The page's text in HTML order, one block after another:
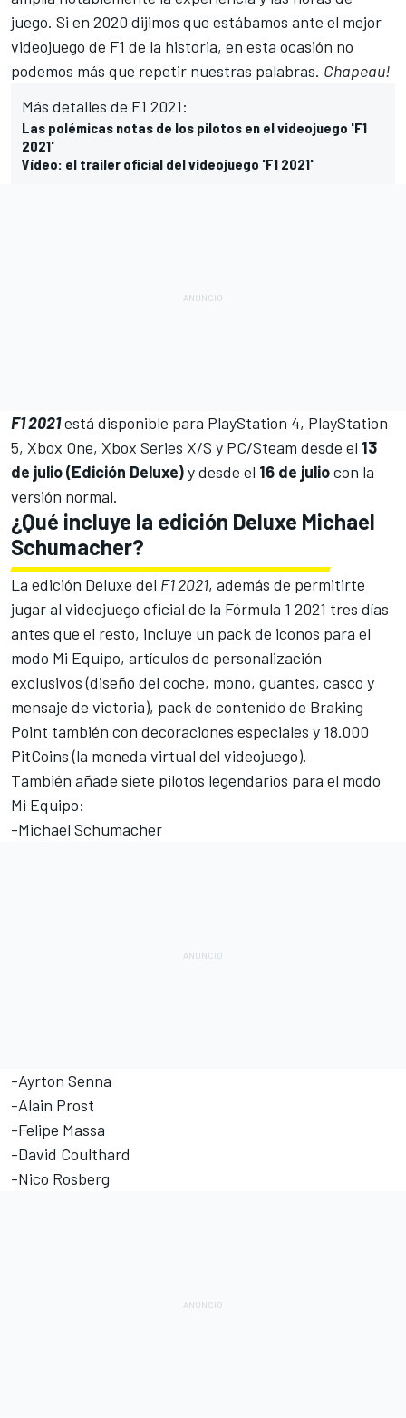
juego. Si en 2020 dijimos que estábamos ante el mejor
videojuego de F1 de la historia, en esta ocasión no
podemos más que repetir nuestras palabras. Chapeau!
Más detalles de F1 2021:
Las polémicas notas de los pilotos en el videojuego 'F1
2021'
Vídeo: el trailer oficial del videojuego 'F1 2021'
F1 2021está disponible para PlayStation 4, PlayStation
5, Xbox One, Xbox Series X/S y PC/Steam desde el 13
de julio (Edición Deluxe)y desde el 16 de juliocon la
versión normal.
¿Qué incluye la edición Deluxe Michael
Schumacher?
La edición Deluxe del F1 2021, además de permitirte
jugar al videojuego oficial de la Fórmula 1 2021 tres días
antes que el resto, incluye un pack de iconos para el
modo Mi Equipo, artículos de personalización
exclusivos (diseño del coche, mono, guantes, casco y
mensaje de victoria), pack de contenido de Braking
Point también con decoraciones especiales y 18.000
PitCoins (la moneda virtual del videojuego).
También añade siete pilotos legendarios para el modo
Mi Equipo:
-Michael Schumacher
-Ayrton Senna
-Alain Prost
-Felipe Massa
-David Coulthard
-Nico Rosberg